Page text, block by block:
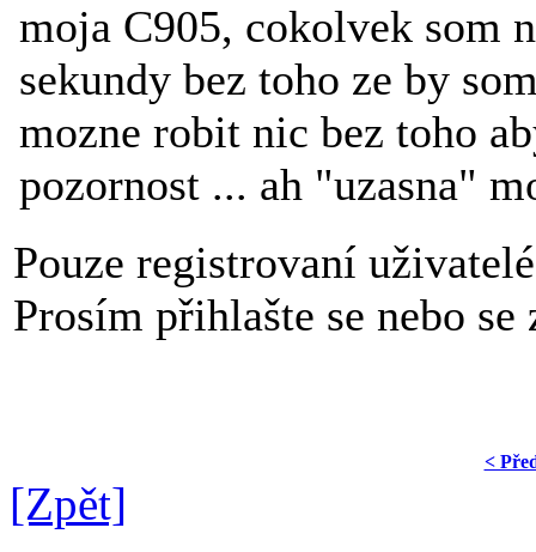
moja C905, cokolvek som
sekundy bez toho ze by
mozne robit nic bez toho
pozornost ... ah "uzasna"
Pouze registrovaní
Prosím přihlašte se nebo
<
[Zpět]